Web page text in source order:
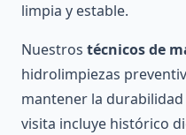
limpia y estable.
Nuestros técnicos de
hidrolimpiezas
mantener la durabilidad
visita incluye histórico